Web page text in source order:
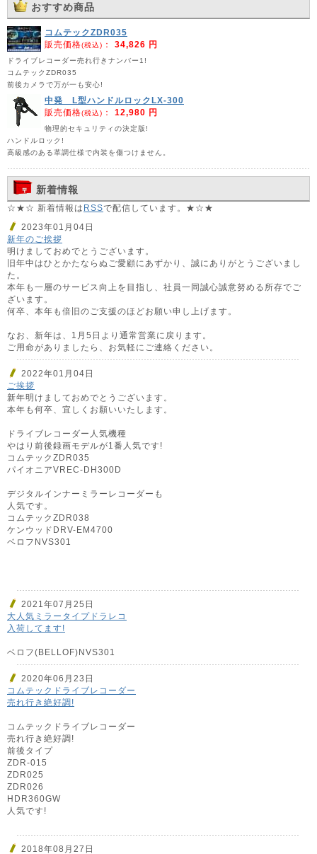
おすすめ商品
コムテックZDR035
販売価格(税込) ： 34,826 円
ドライブレコーダー売れ行きナンバー1!
コムテックZDR035
前後カメラで万が一も安心!
中発 L型ハンドルロックLX-300
販売価格(税込) ： 12,980 円
物理的セキュリティの決定版!
ハンドルロック!
高級感のある革調仕様で内装を傷つけません。
新着情報
☆★☆ 新着情報は RSSで配信しています。★☆★
2023年01月04日
新年のご挨拶
明けましておめでとうございます。
旧年中はひとかたならぬご愛顧にあずかり、誠にありがとうございまし
た。
本年も一層のサービス向上を目指し、社員一同誠心誠意努める所存でご
ざいます。
何卒、本年も倍旧のご支援のほどお願い申し上げます。
なお、新年は、1月5日より通常営業に戻ります。
ご用命がありましたら、お気軽にご連絡ください。
2022年01月04日
ご挨拶
新年明けましておめでとうございます。
本年も何卒、宜しくお願いいたします。
ドライブレコーダー人気機種
やはり前後録画モデルが1番人気です!
コムテックZDR035
パイオニアVREC-DH300D
デジタルインナーミラーレコーダーも
人気です。
コムテックZDR038
ケンウッドDRV-EM4700
ベロフNVS301
2021年07月25日
大人気ミラータイプドラレコ
入荷してます!
ベロフ(BELLOF)NVS301
2020年06月23日
コムテックドライブレコーダー
売れ行き絶好調!
コムテックドライブレコーダー
売れ行き絶好調!
前後タイプ
ZDR-015
ZDR025
ZDR026
HDR360GW
人気です!
2018年08月27日